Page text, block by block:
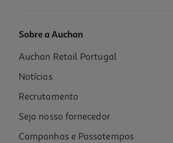
Sobre a Auchan
Auchan Retail Portugal
Notícias
Recrutamento
Seja nosso fornecedor
Campanhas e Passatempos